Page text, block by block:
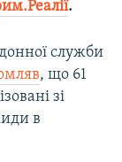
.
служби
, що 61
зі
в